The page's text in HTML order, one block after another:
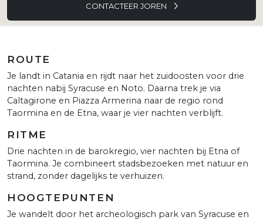
CONTACTEER JOREN
ROUTE
Je landt in Catania en rijdt naar het zuidoosten voor drie
nachten nabij Syracuse en Noto. Daarna trek je via
Caltagirone en Piazza Armerina naar de regio rond
Taormina en de Etna, waar je vier nachten verblijft.
RITME
Drie nachten in de barokregio, vier nachten bij Etna of
Taormina. Je combineert stadsbezoeken met natuur en
strand, zonder dagelijks te verhuizen.
HOOGTEPUNTEN
Je wandelt door het archeologisch park van Syracuse en